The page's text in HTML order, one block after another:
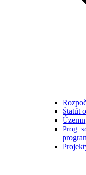
Štatút
Prog.